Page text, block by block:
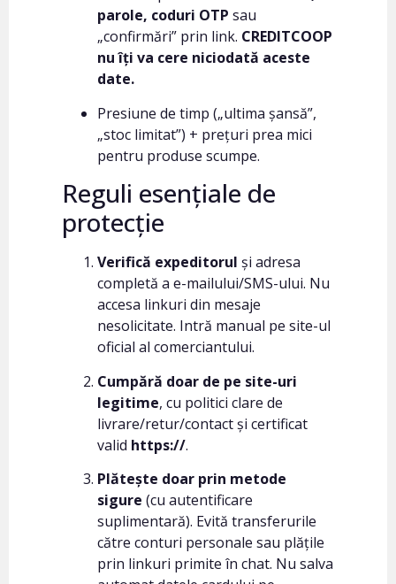
parole, coduri OTP sau
„confirmări” prin link. CREDITCOOP
nu îți va cere niciodată aceste
date.
Presiune de timp („ultima șansă”,
„stoc limitat”) + prețuri prea mici
pentru produse scumpe.
Reguli esențiale de
protecție
Verifică expeditorul și adresa
completă a e-mailului/SMS-ului. Nu
accesa linkuri din mesaje
nesolicitate. Intră manual pe site-ul
oficial al comerciantului.
Cumpără doar de pe site-uri
legitime, cu politici clare de
livrare/retur/contact și certificat
valid https://.
Plătește doar prin metode
sigure (cu autentificare
suplimentară). Evită transferurile
către conturi personale sau plățile
prin linkuri primite în chat. Nu salva